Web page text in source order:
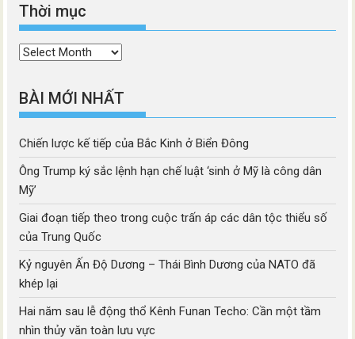
Thời mục
Thời
BÀI MỚI NHẤT
Chiến lược kế tiếp của Bắc Kinh ở Biển Đông
Ông Trump ký sắc lệnh hạn chế luật ‘sinh ở Mỹ là công dân
Mỹ’
Giai đoạn tiếp theo trong cuộc trấn áp các dân tộc thiểu số
của Trung Quốc
Kỷ nguyên Ấn Độ Dương – Thái Bình Dương của NATO đã
khép lại
Hai năm sau lễ động thổ Kênh Funan Techo: Cần một tầm
nhìn thủy văn toàn lưu vực